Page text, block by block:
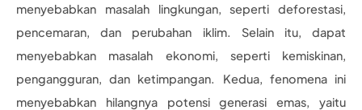
menyebabkan masalah lingkungan, seperti deforestasi,
pencemaran, dan perubahan iklim. Selain itu, dapat
menyebabkan masalah ekonomi, seperti kemiskinan,
pengangguran, dan ketimpangan. Kedua, fenomena ini
menyebabkan hilangnya potensi generasi emas, yaitu